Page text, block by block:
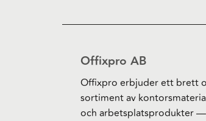
Offixpro AB
Offixpro erbjuder ett brett
sortiment av
och arbetsplatsprodukter